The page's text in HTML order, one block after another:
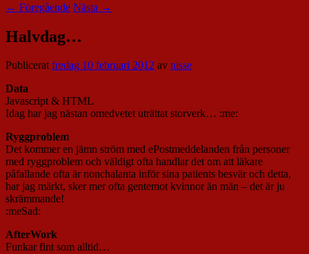
← Föregående Nästa →
Halvdag…
Publiceratfredag 10 februari 2012 av nisse
Data
Javascript & HTML
Idag har jag nästan omedvetet uträttat storverk… :me:
Ryggproblem
Det kommer en jämn ström med ePostmeddelanden från personer
med ryggproblem och väldigt ofta handlar det om att läkare
påfallande ofta är nonchalanta inför sina patients besvär och detta,
har jag märkt, sker mer ofta gentemot kvinnor än män – det är ju
skrämmande!
:meSad:
AfterWork
Funkar fint som alltid…